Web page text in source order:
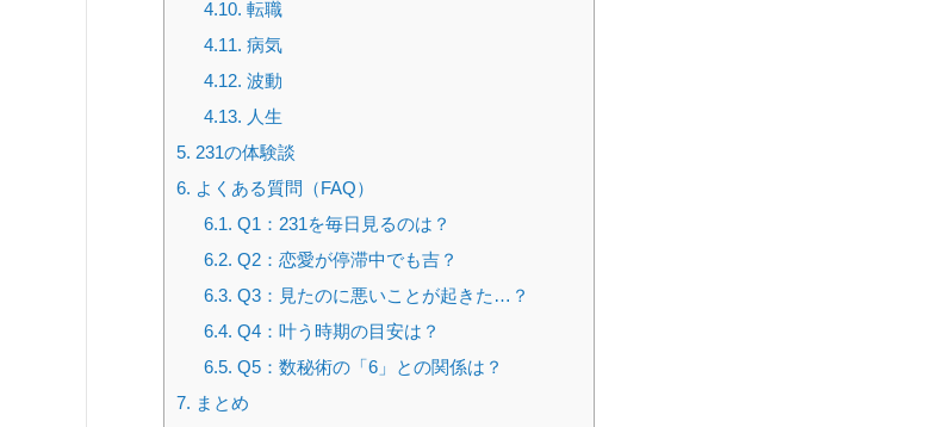
4.10. 転職
4.11. 病気
4.12. 波動
4.13. 人生
5. 231の体験談
6. よくある質問（FAQ）
6.1. Q1：231を毎日見るのは？
6.2. Q2：恋愛が停滞中でも吉？
6.3. Q3：見たのに悪いことが起きた…？
6.4. Q4：叶う時期の目安は？
6.5. Q5：数秘術の「6」との関係は？
7. まとめ